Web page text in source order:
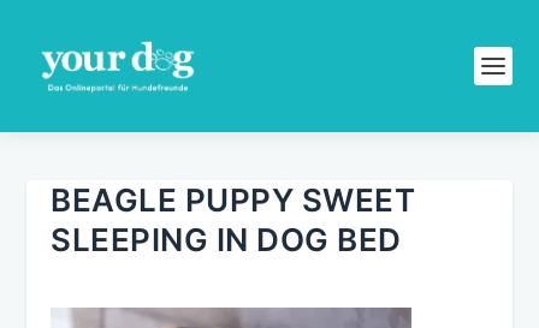
BEAGLE PUPPY SWEET
SLEEPING IN DOG BED